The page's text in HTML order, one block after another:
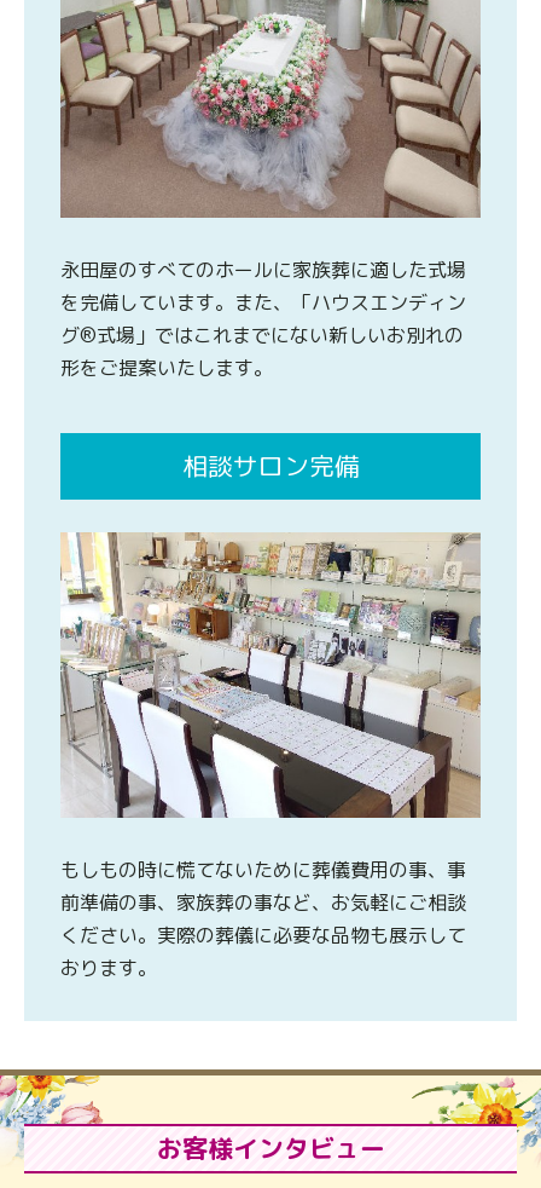
永田屋のすべてのホールに家族葬に適した式場
を完備しています。また、「ハウスエンディン
グ®式場」ではこれまでにない新しいお別れの
形をご提案いたします。
相談サロン完備
もしもの時に慌てないために葬儀費用の事、事
前準備の事、家族葬の事など、お気軽にご相談
ください。実際の葬儀に必要な品物も展示して
おります。
お客様インタビュー